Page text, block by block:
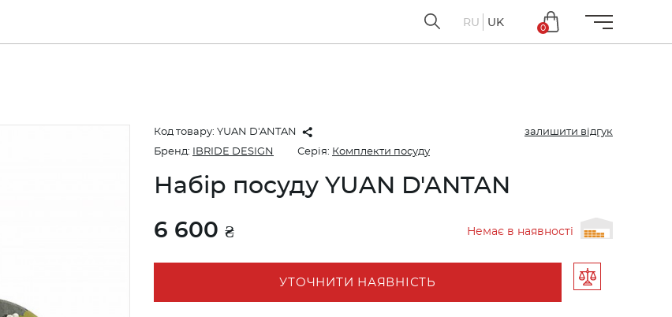
RU UK
0
Код товару: YUAN D'ANTAN
залишити відгук
Бренд:
IBRIDE DESIGN Серія: Комплекти посуду
Набір посуду YUAN D'ANTAN
6 600 ₴ Немає в наявності
УТОЧНИТИ НАЯВНІСТЬ